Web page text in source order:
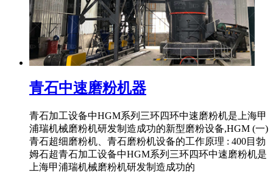
青石中速磨粉机器
青石加工设备中HGM系列三环四环中速磨粉机是上海甲
浦瑞机械磨粉机研发制造成功的新型磨粉设备,HGM (一)
青石超细磨粉机、青石磨粉机设备的工作原理 : 400目勃
姆石超青石加工设备中HGM系列三环四环中速磨粉机是
上海甲浦瑞机械磨粉机研发制造成功的